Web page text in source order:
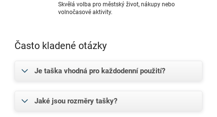
Skvělá volba pro městský život, nákupy nebo
volnočasové aktivity.
Často kladené otázky
Je taška vhodná pro každodenní použití?
Jaké jsou rozměry tašky?